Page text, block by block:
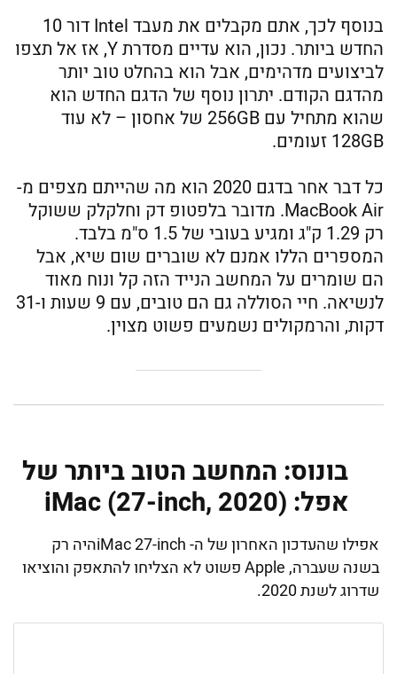
בנוסף לכך, אתם מקבלים את מעבד Intel דור 10
החדש ביותר. נכון, הוא עדיים מסדרת Y, אז אל תצפו
לביצועים מדהימים, אבל הוא בהחלט טוב יותר
מהדגם הקודם. יתרון נוסף של הדגם החדש הוא
שהוא מתחיל עם 256GB של אחסון – לא עוד
128GB זעומים.
כל דבר אחר בדגם 2020 הוא מה שהייתם מצפים מ-
MacBook Air. מדובר בלפטופ דק וחלקלק ששוקל
רק 1.29 ק"ג ומגיע בעובי של 1.5 ס"מ בלבד.
המספרים הללו אמנם לא שוברים שום שיא, אבל
הם שומרים על המחשב הנייד הזה קל ונוח מאוד
לנשיאה. חיי הסוללה גם הם טובים, עם 9 שעות ו-31
דקות, והרמקולים נשמעים פשוט מצוין.
בונוס: המחשב הטוב ביותר של
אפל: iMac (27-inch, 2020)
אפילו שהעדכון האחרון של ה- iMac 27-inchהיה רק
בשנה שעברה, Apple פשוט לא הצליחו להתאפק והוציאו
שדרוג לשנת 2020.